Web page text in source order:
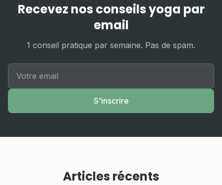
Recevez nos conseils yoga par
email
1 conseil pratique par semaine. Pas de spam.
S'inscrire
Articles récents